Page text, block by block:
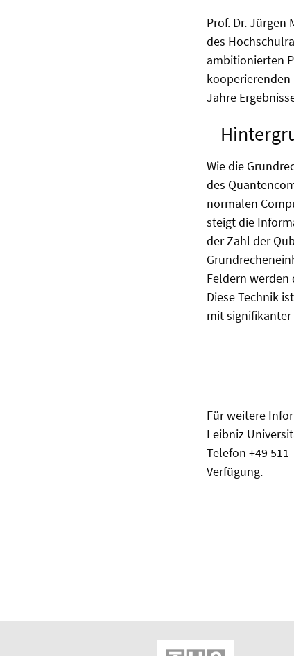
Prof. Dr.
des
ambitionierten
Jahre
Wie die
des
normalen
steigt die
der Zahl der
Feldern
Diese Technik
mit
Für weitere
Leibniz
Telefon +49
Verfügung.